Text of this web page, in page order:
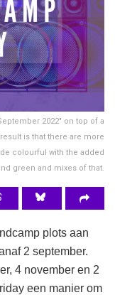
2022" on top of a
is that there are more
colourful with the added
green and mixes of that.
plots aan
2 september.
4 november en 2
een manier om